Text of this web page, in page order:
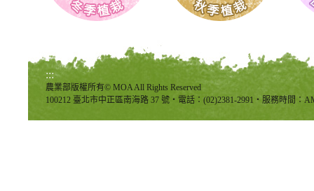
:::
農業部版權所有© MOA All Rights Reserved
100212 臺北市中正區南海路 37 號‧電話：(02)2381-2991‧服務時間：